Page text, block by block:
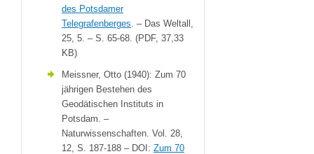
des Potsdamer
Telegrafenberges . – Das Weltall,
25, 5. – S. 65-68. (PDF, 37,33
KB)
Meissner, Otto (1940): Zum 70
jährigen Bestehen des
Geodätischen Instituts in
Potsdam. –
Naturwissenschaften. Vol. 28,
12, S. 187-188 – DOI: Zum 70